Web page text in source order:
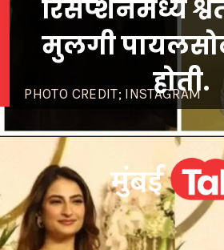
PHOTO CREDIT; INSTAGRAM
रिसेप्शनमध्ये
मुलगी
होती.